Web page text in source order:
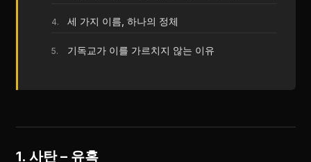
세 가지 이름, 하나의 정체
기독교가 이를 가르치지 않는 이유
1. 사탄 – 유혹